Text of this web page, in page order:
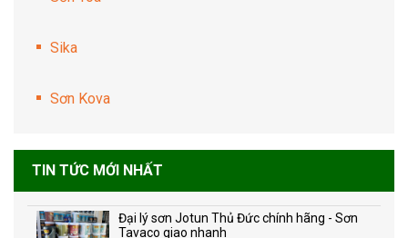
Sika
Sơn Kova
TIN TỨC MỚI NHẤT
Đại lý sơn Jotun Thủ Đức chính hãng - Sơn
Tavaco giao nhanh